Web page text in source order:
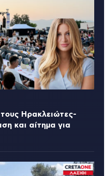
Ηρακλειώτες-
και αίτημα για